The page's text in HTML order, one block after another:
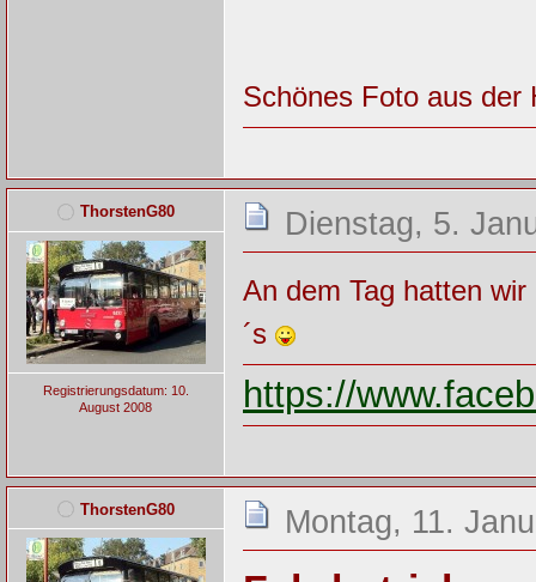
Schönes Foto aus der
ThorstenG80
Registrierungsdatum: 10.
August 2008
Dienstag, 5.
An dem Tag hatten
´s
https://
ThorstenG80 Montag, 11.